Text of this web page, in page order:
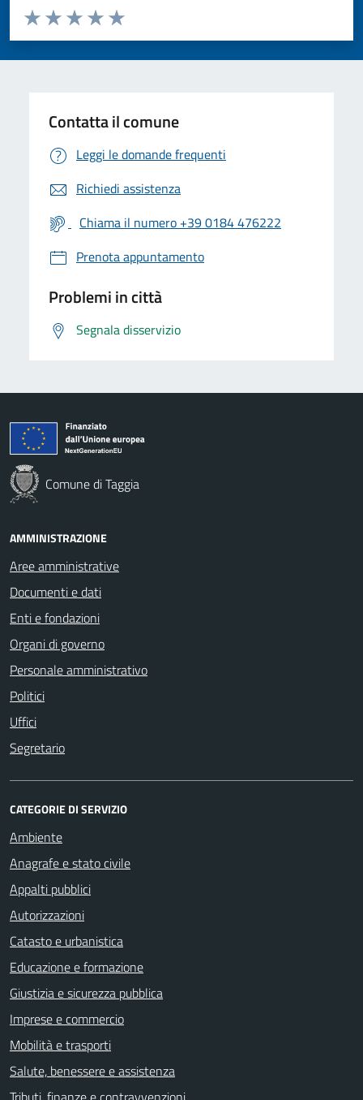
Valuta da 1 a 5 stelle la pagina
Valuta 5 stelle su 5
Valuta 4 stelle su 5
Valuta 3 stelle su 5
Valuta 2 stelle su 5
Valuta 1 stelle su 5
Contatta il comune
Leggi le domande frequenti
Richiedi assistenza
Chiama il numero +39 0184 476222
Prenota appuntamento
Problemi in città
Segnala disservizio
Comune di Taggia
AMMINISTRAZIONE
Aree amministrative
Documenti e dati
Enti e fondazioni
Organi di governo
Personale amministrativo
Politici
Uffici
Segretario
CATEGORIE DI SERVIZIO
Ambiente
Anagrafe e stato civile
Appalti pubblici
Autorizzazioni
Catasto e urbanistica
Educazione e formazione
Giustizia e sicurezza pubblica
Imprese e commercio
Mobilità e trasporti
Salute, benessere e assistenza